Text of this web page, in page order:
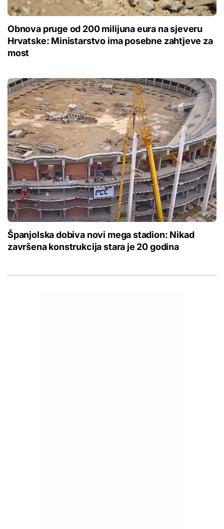
Obnova pruge od 200 milijuna eura na sjeveru
Hrvatske: Ministarstvo ima posebne zahtjeve za
most
Španjolska dobiva novi mega stadion: Nikad
završena konstrukcija stara je 20 godina